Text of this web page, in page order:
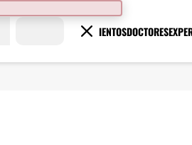
TRATAMIENTOSDOCTORES